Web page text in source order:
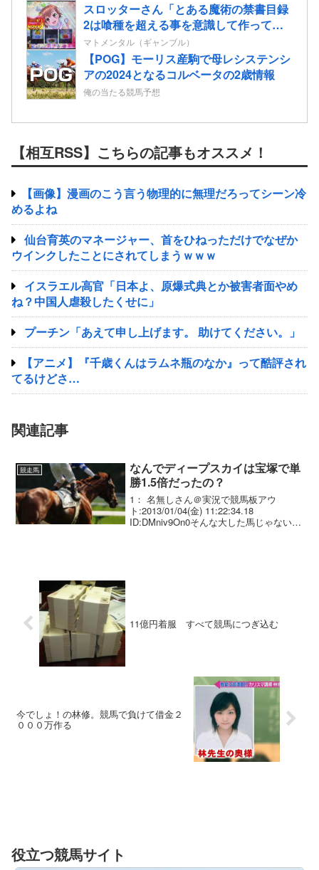
スロッターさん「とある魔術の禁書目録
2は喰種を超える事を意識して作ってる
だけあって、演出・ゲーム性は東京喰種
よりも良い」
マトメンタル（ギャンブル）
【POG】モーリス産駒で母レシステンシ
アの2024となるコルベータの2歳情報
俺の当たる競馬予想
【相互RSS】こちらの記事もオススメ！
【画像】漫画のこう言う物理的に無理だろってシーン冷
めるよね
仙台育英のマネージャー、首をひねっただけでなぜか
ウインクしたことにされてしまうｗｗｗ
イスラエル高官「日本よ、原爆式典とか被害者面やめ
ね？中国人虐殺したくせに」
プーチン「あえて申し上げます。 助けてください。」
【アニメ】『千歳くんはラムネ瓶のなか』って酷評され
てるけどさ…
関連記事
競走馬
なんでディープスカイは宝塚で単
勝1.5倍だったの？
1： 名無しさん＠実況で競馬板アウ
ト:2013/01/04(金) 11:22:34.18
ID:DMniv9On0そんな大した馬じゃないじ
11億円着服 すべて競馬につぎ込む
今でしょ！の林修。競馬で負けて借金２
０００万作る
役立つ競馬サイト